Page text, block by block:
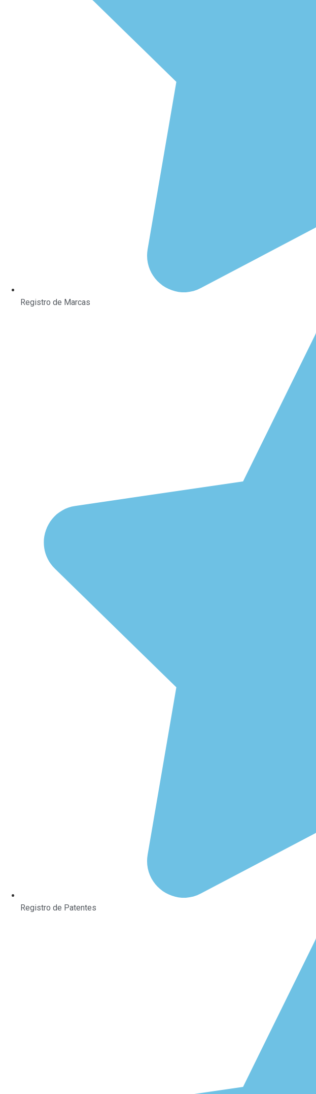
Registro de Marcas
Registro de Patentes